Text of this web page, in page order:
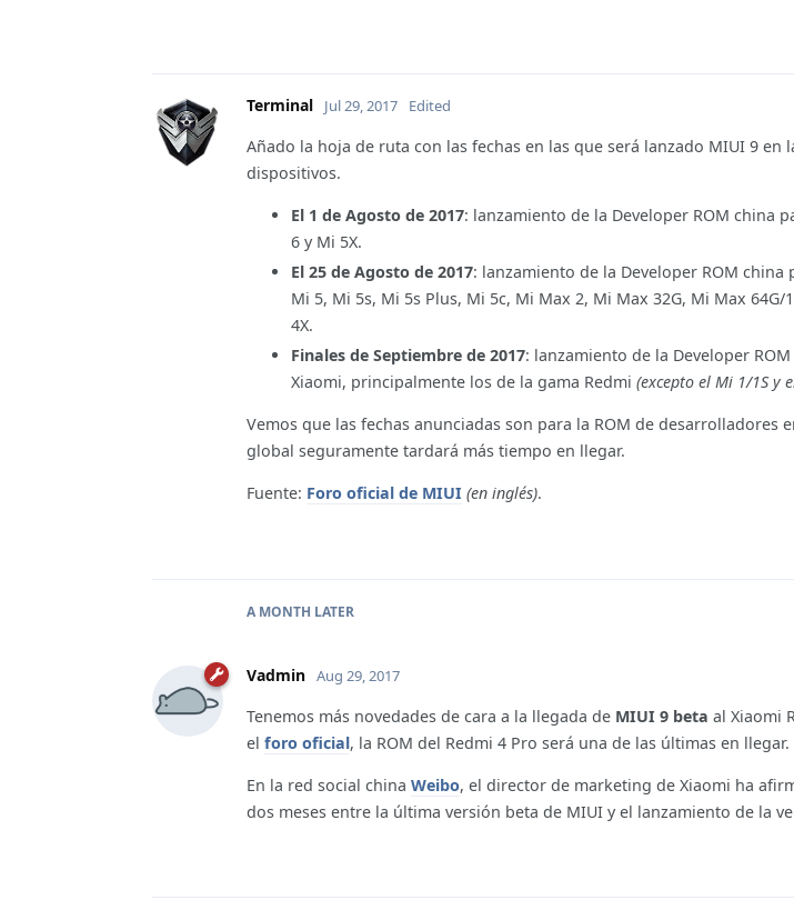
Terminal Jul 29, 2017 Edited
Añado la hoja de ruta con las fechas en las que será lanzado MIUI 9 en
dispositivos.
El 1 de Agosto de 2017: lanzamiento de la Developer ROM china
6 y Mi 5X.
El 25 de Agosto de 2017: lanzamiento de la Developer ROM
Mi 5, Mi 5s, Mi 5s Plus, Mi 5c, Mi Max 2, Mi Max 32G, Mi Max 64G/
4X.
Finales de Septiembre de 2017: lanzamiento de la Developer
Xiaomi, principalmente los de la gama Redmi (excepto el Mi 1/1S y
Vemos que las fechas anunciadas son para la ROM de desarrolladores
global seguramente tardará más tiempo en llegar.
Fuente: Foro oficial de MIUI (en inglés).
A MONTH LATER
Vadmin Aug 29, 2017
Tenemos más novedades de cara a la llegada de MIUI 9 beta al Xiaomi
el foro oficial, la ROM del Redmi 4 Pro será una de las últimas en llegar.
En la red social china Weibo, el director de marketing de Xiaomi ha
dos meses entre la última versión beta de MIUI y el lanzamiento de la